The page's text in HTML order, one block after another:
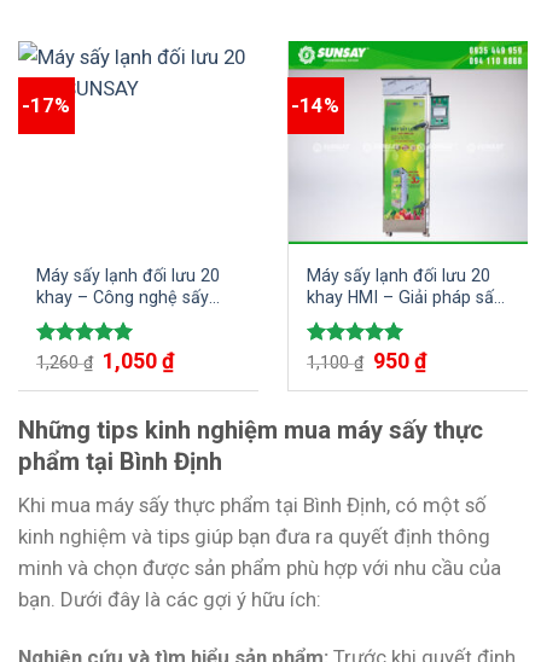
-17%
Máy sấy lạnh đối lưu 20
khay – Công nghệ sấy
tiên tiến cho chất lượng
sản phẩm hoàn hảo
Được xếp
5.00
1,260₫ 1,050₫
-14%
Máy sấy lạnh đối lưu 20
khay HMI – Giải pháp sấy
lạnh hiệu quả cho doanh
nghiệp
Được xếp
1,100₫ 950₫
Những tips kinh nghiệm mua máy sấy thực
phẩm tại Bình Định
Khi mua máy sấy thực phẩm tại Bình Định, có một số
kinh nghiệm và tips giúp bạn đưa ra quyết định thông
minh và chọn được sản phẩm phù hợp với nhu cầu của
bạn. Dưới đây là các gợi ý hữu ích: